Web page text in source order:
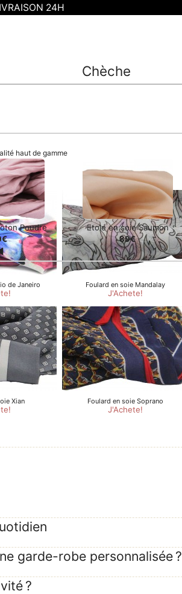
Chèche
garde-robe personnalisée ?
?
haut de gamme
Poudre
Etole en soie Saumon
89€
24H